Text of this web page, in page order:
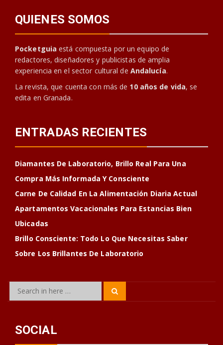
QUIENES SOMOS
Pocketguia está compuesta por un equipo de
redactores, diseñadores y publicistas de amplia
experiencia en el sector cultural de Andalucía.
La revista, que cuenta con más de 10 años de vida, se
edita en Granada.
ENTRADAS RECIENTES
Diamantes De Laboratorio, Brillo Real Para Una
Compra Más Informada Y Consciente
Carne De Calidad En La Alimentación Diaria Actual
Apartamentos Vacacionales Para Estancias Bien
Ubicadas
Brillo Consciente: Todo Lo Que Necesitas Saber
Sobre Los Brillantes De Laboratorio
Search
SOCIAL